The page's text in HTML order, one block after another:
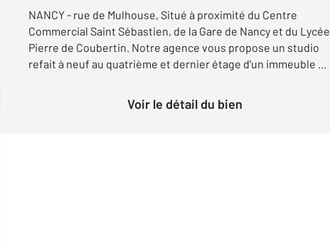
NANCY - rue de Mulhouse, Situé à proximité du Centre
Commercial Saint Sébastien, de la Gare de Nancy et du Lycée
Pierre de Coubertin. Notre agence vous propose un studio
refait à neuf au quatrième et dernier étage d'un immeuble ...
Voir le détail du bien